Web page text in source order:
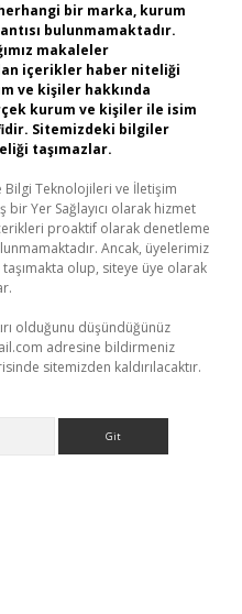
bir marka, kurum
bulunmamaktadır.
makaleler
içerikler haber niteliği
ve kişiler hakkında
kurum ve kişiler ile isim
Sitemizdeki bilgiler
taşımazlar.
Bilgi Teknolojileri ve İletişim
bir Yer Sağlayıcı olarak hizmet
proaktif olarak denetleme
Ancak, üyelerimiz
olup, siteye üye olarak
olduğunu düşündüğünüz
adresine bildirmeniz
sitemizden kaldırılacaktır.